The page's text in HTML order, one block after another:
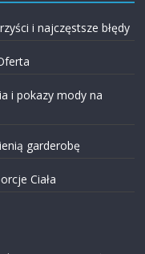
i najczęstsze błędy
i pokazy mody na
garderobę
Ciała